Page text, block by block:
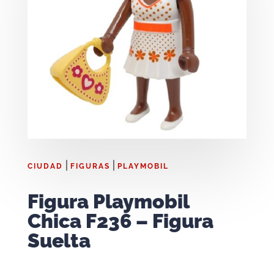
CIUDAD FIGURAS PLAYMOBIL
Figura Playmobil
Chica F236 – Figura
Suelta